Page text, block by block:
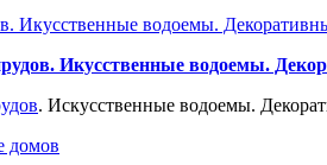
Икусственные водоемы.
. Искусственные водоемы.